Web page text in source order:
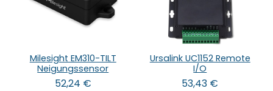
Milesight EM310-TILT
Neigungssensor
52,24 €
Ursalink UC1152 Remote
I/O
53,43 €